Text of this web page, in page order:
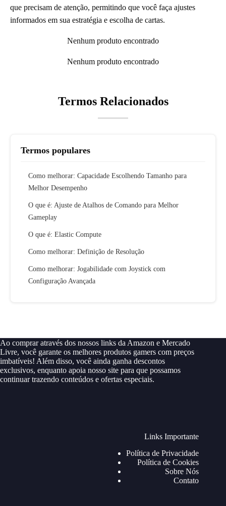
que precisam de atenção, permitindo que você faça ajustes
informados em sua estratégia e escolha de cartas.
Nenhum produto encontrado
Nenhum produto encontrado
Termos Relacionados
Termos populares
Como melhorar: Capacidade Escolhendo Tamanho para
Melhor Desempenho
O que é: Ajuste de Atalhos de Comando para Melhor
Gameplay
O que é: Elastic Compute
Como melhorar: Definição de Resolução
Como melhorar: Jogabilidade com Joystick com
Configuração Avançada
Ao comprar através dos nossos links da Amazon e Mercado
Livre, você garante os melhores produtos gamers com preços
imbatíveis! Além disso, você ainda ganha descontos
exclusivos, enquanto apoia nosso site para que possamos
continuar trazendo conteúdos e ofertas especiais.
Links Importante
Política de Privacidade
Política de Cookies
Sobre Nós
Contato